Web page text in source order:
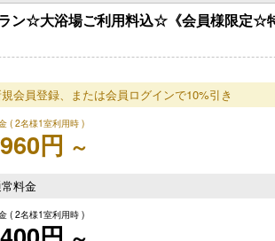
ン☆大浴場ご利用料込☆《会員様限定☆
会員登録、または会員ログインで10%引き
( 2名様1室利用時 )
円 ～
料金
( 2名様1室利用時 )